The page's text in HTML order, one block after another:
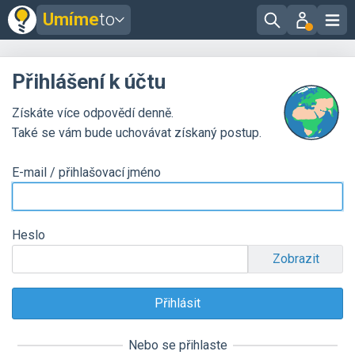
Umímeto
Přihlášení k účtu
Získáte více odpovědí denně.
Také se vám bude uchovávat získaný postup.
E-mail / přihlašovací jméno
Heslo
Zobrazit
Nebo se přihlaste